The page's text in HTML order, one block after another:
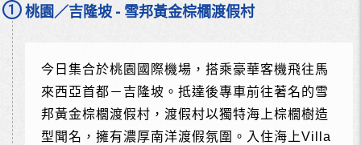
1 桃園／吉隆坡 - 雪邦黃金棕櫚渡假村
今日集合於桃園國際機場，搭乘豪華客機飛往馬
來西亞首都－吉隆坡。抵達後專車前往著名的雪
邦黃金棕櫚渡假村，渡假村以獨特海上棕櫚樹造
型聞名，擁有濃厚南洋渡假氛圍。入住海上Villa